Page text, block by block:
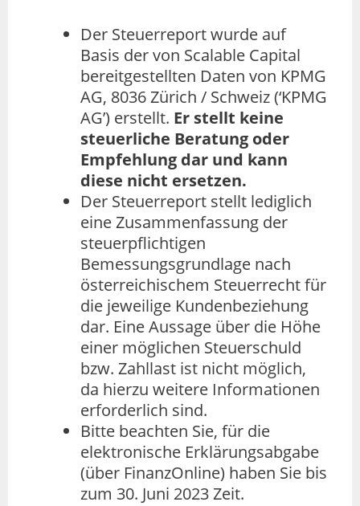
Der Steuerreport wurde auf
Basis der von Scalable Capital
bereitgestellten Daten von KPMG
AG, 8036 Zürich / Schweiz (‘KPMG
AG’) erstellt. Er stellt keine
steuerliche Beratung oder
Empfehlung dar und kann
diese nicht ersetzen.
Der Steuerreport stellt lediglich
eine Zusammenfassung der
steuerpflichtigen
Bemessungsgrundlage nach
österreichischem Steuerrecht für
die jeweilige Kundenbeziehung
dar. Eine Aussage über die Höhe
einer möglichen Steuerschuld
bzw. Zahllast ist nicht möglich,
da hierzu weitere Informationen
erforderlich sind.
Bitte beachten Sie, für die
elektronische Erklärungsabgabe
(über FinanzOnline) haben Sie bis
zum 30. Juni 2023 Zeit.